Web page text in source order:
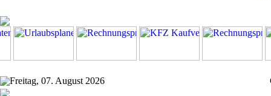
Freitag, 07. August 2026